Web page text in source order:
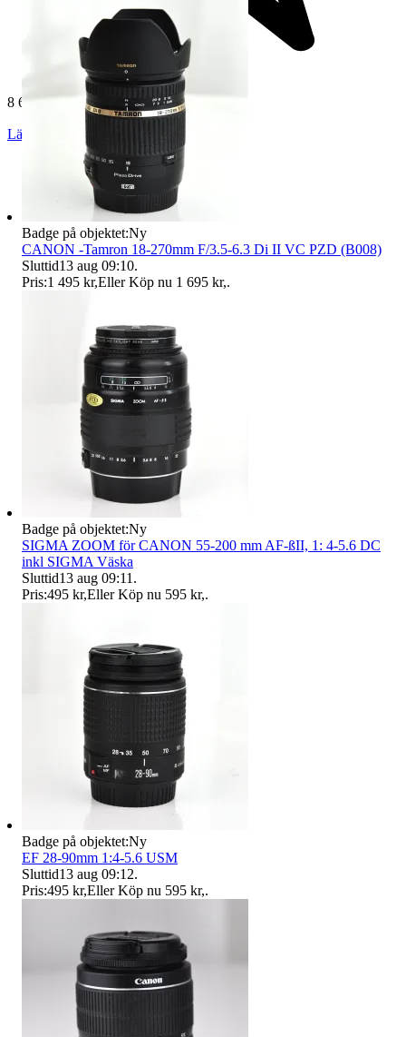
8 618 omdömen
Läs omdömen
Badge på objektet:Ny
CANON -Tamron 18-270mm F/3.5-6.3 Di II VC PZD (B008)
Sluttid13 aug 09:10.
Pris:1 495 kr,Eller Köp nu 1 695 kr,.
Badge på objektet:Ny
SIGMA ZOOM för CANON 55-200 mm AF-ßII, 1: 4-5.6 DC
inkl SIGMA Väska
Sluttid13 aug 09:11 .
Pris:495 kr,Eller Köp nu 595 kr,.
Badge på objektet:Ny
EF 28-90mm 1:4-5.6 USM
Sluttid13 aug 09:12.
Pris:495 kr,Eller Köp nu 595 kr,.